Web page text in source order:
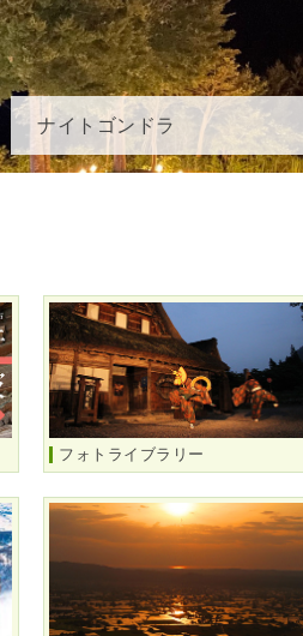
ナイトゴンドラ
フォトライブラリー